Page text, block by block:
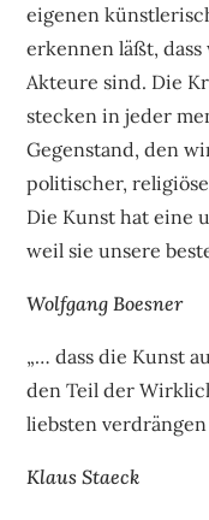
eigenen
erkennen läßt,
Akteure sind. Die
stecken in jeder
Gegenstand, den
politischer,
Die Kunst hat eine
weil sie unsere
Wolfgang Boesner
„… dass die Kunst
den Teil der
liebsten verdrängen
Klaus Staeck